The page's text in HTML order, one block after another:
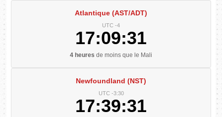
Atlantique (AST/ADT)
UTC -4
17:09:31
4 heures de moins que le Mali
Newfoundland (NST)
UTC -3:30
17:39:31